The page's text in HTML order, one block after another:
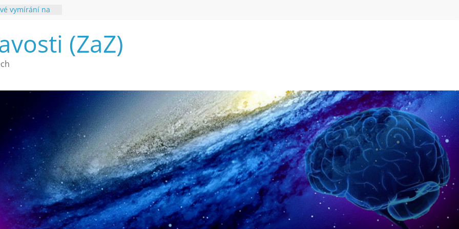
vymírání na
Záhady
(ZaZ)